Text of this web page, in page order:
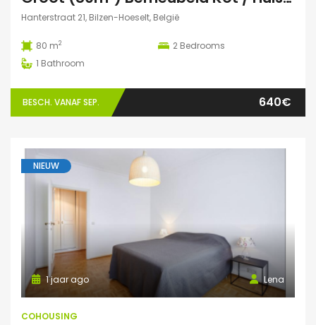
Hanterstraat 21, Bilzen-Hoeselt, België
80 m2 2 Bedrooms
1 Bathroom
BESCH. VANAF SEP. 640€
NIEUW
Lena
1 jaar ago
COHOUSING